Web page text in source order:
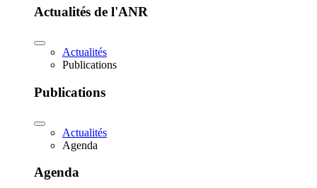
Actualités de l'ANR
Actualités
Publications
Publications
Actualités
Agenda
Agenda